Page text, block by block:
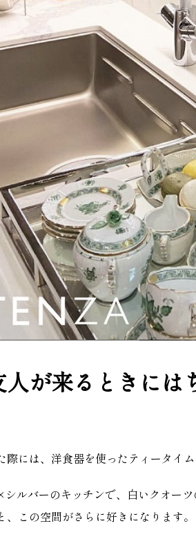
が来るときには
際には、洋食器を使ったティータイム
シルバーのキッチンで、白いクオー
、この空間がさらに好きになります。